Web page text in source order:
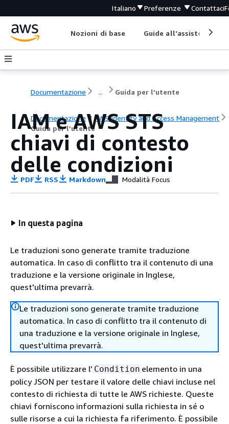
Italiano Preferenze Contattaci
Nozioni di base Guide all'assistenza
Documentazione ... Guida per l’utente
Documentazione
AWS Identity and Access Management
Guida per l’utente
IAM e AWS STS
chiavi di contesto
delle condizioni
PDF RSS Markdown Modalità Focus
In questa pagina
Le traduzioni sono generate tramite traduzione
automatica. In caso di conflitto tra il contenuto di una
traduzione e la versione originale in Inglese,
quest'ultima prevarrà.
Le traduzioni sono generate tramite traduzione
automatica. In caso di conflitto tra il contenuto di
una traduzione e la versione originale in Inglese,
quest'ultima prevarrà.
È possibile utilizzare l' Condition elemento in una
policy JSON per testare il valore delle chiavi incluse nel
contesto di richiesta di tutte le AWS richieste. Queste
chiavi forniscono informazioni sulla richiesta in sé o
sulle risorse a cui la richiesta fa riferimento. È possibile